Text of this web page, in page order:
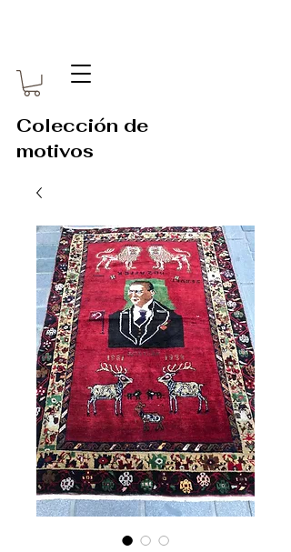
Colección de
motivos